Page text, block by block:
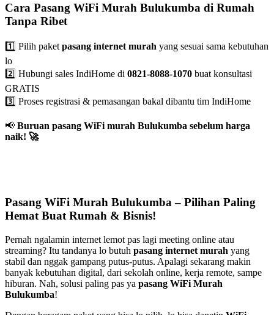
Cara Pasang WiFi Murah Bulukumba di Rumah
Tanpa Ribet
1️⃣ Pilih paketpasang internet murah yang sesuai sama kebutuhan
lo
2️⃣ Hubungi sales IndiHome di 0821-8088-1070 buat konsultasi
GRATIS
3️⃣ Proses registrasi & pemasangan bakal dibantu tim IndiHome
📢 Buruan pasang WiFi murah Bulukumba sebelum harga
naik! 🚀
Pasang WiFi Murah Bulukumba – Pilihan Paling
Hemat Buat Rumah & Bisnis!
Pernah ngalamin internet lemot pas lagi meeting online atau
streaming? Itu tandanya lo butuh pasang internet murah yang
stabil dan nggak gampang putus-putus. Apalagi sekarang makin
banyak kebutuhan digital, dari sekolah online, kerja remote, sampe
hiburan. Nah, solusi paling pas ya pasang WiFi Murah
Bulukumba!